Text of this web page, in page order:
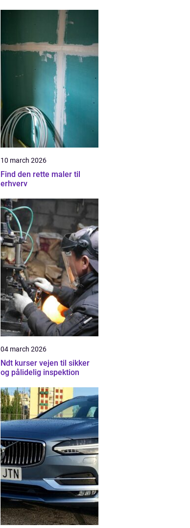
10 march 2026
Find den rette maler til
erhverv
04 march 2026
Ndt kurser vejen til sikker
og pålidelig inspektion